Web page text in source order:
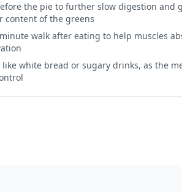
the pie to further slow digestion and
content of the greens
walk after eating to help muscles
white bread or sugary drinks, as the